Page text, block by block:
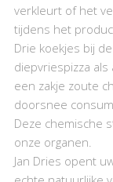
verkleurt of het
tijdens het
Drie koekjes bij
diepvriespizza
een zakje zoute
doorsnee
Deze chemische
onze organen.
Jan Dries opent